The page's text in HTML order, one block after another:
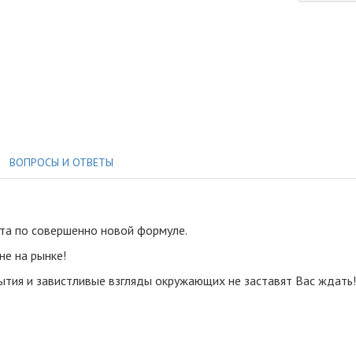
ВОПРОСЫ И ОТВЕТЫ
по совершенно новой формуле.
на рынке!
и завистливые взгляды окружающих не заставят Вас ждать!